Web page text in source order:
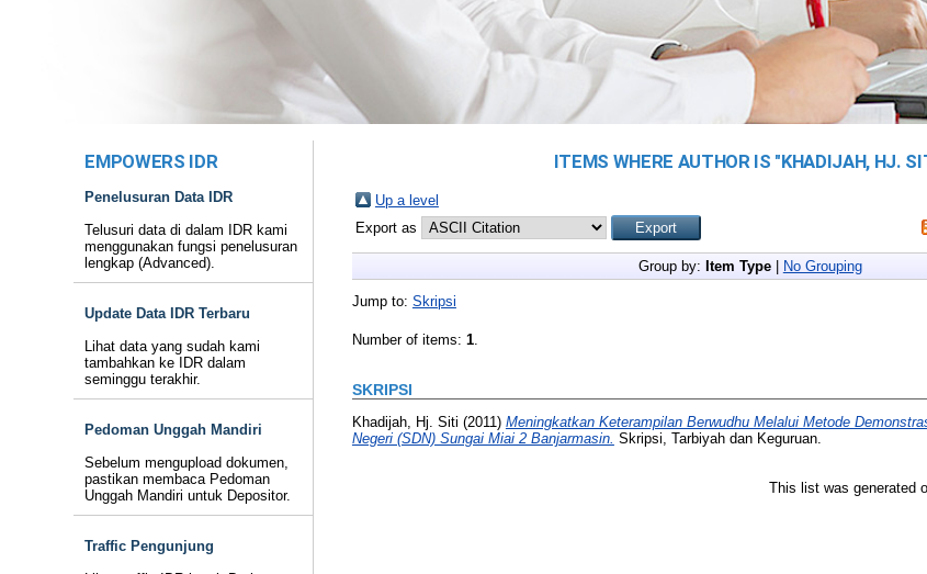
EMPOWERS IDR
Penelusuran Data IDR
Telusuri data di dalam IDR kami
menggunakan fungsi penelusuran
lengkap (Advanced).
Update Data IDR Terbaru
Lihat data yang sudah kami
tambahkan ke IDR dalam
seminggu terakhir.
Pedoman Unggah Mandiri
Sebelum mengupload dokumen,
pastikan membaca Pedoman
Unggah Mandiri untuk Depositor.
Traffic Pengunjung
ITEMS WHERE AUTHOR IS "KHADIJAH, HJ.
Up a level
Export as
Group by: Item Type| No Grouping
Jump to: Skripsi
Number of items: 1.
SKRIPSI
Khadijah, Hj. Siti (2011) Meningkatkan Keterampilan Berwudhu Melalui Metode
Negeri (SDN) Sungai Miai 2 Banjarmasin. Skripsi, Tarbiyah dan Keguruan.
This list was generated